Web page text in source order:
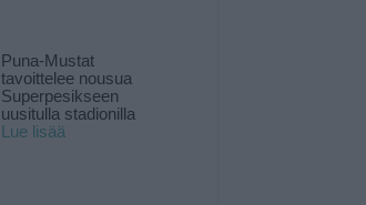
Puna-Mustat
tavoittelee nousua
Superpesikseen
uusitulla stadionilla
Lue lisää